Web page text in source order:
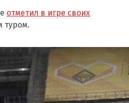
отметил в игре своих
туром.